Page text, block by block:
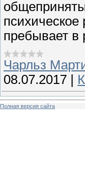
пребывает в
Чарльз
08.07.2017
Полная версия сайта